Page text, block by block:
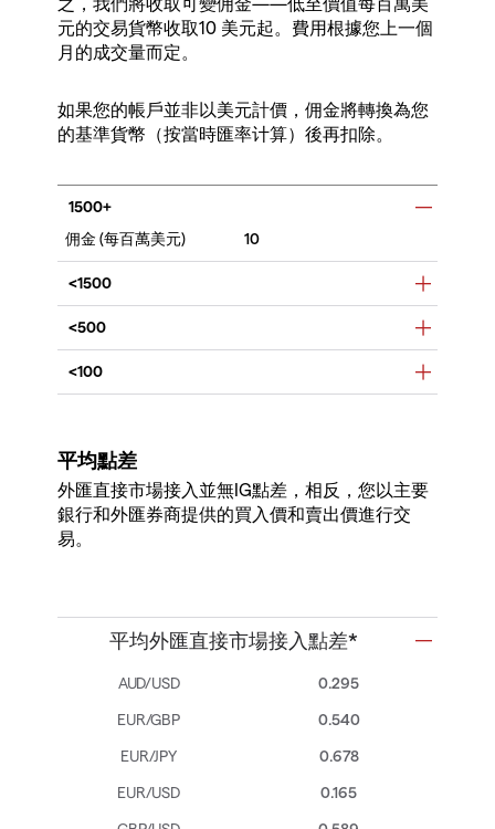
元的交易貨幣收取10 美元起。費用根據您上一個
月的成交量而定。
如果您的帳戶並非以美元計價，佣金將轉換為您
的基準貨幣（按當時匯率计算）後再扣除。
1500+
10
<1500
<500
<100
平均點差
外匯直接市場接入並無IG點差，相反，您以主要
銀行和外匯券商提供的買入價和賣出價進行交
易。
平均外匯直接市場接入點差*
0.295
0.540
0.678
0.165